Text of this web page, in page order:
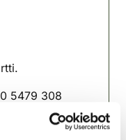
5479 308